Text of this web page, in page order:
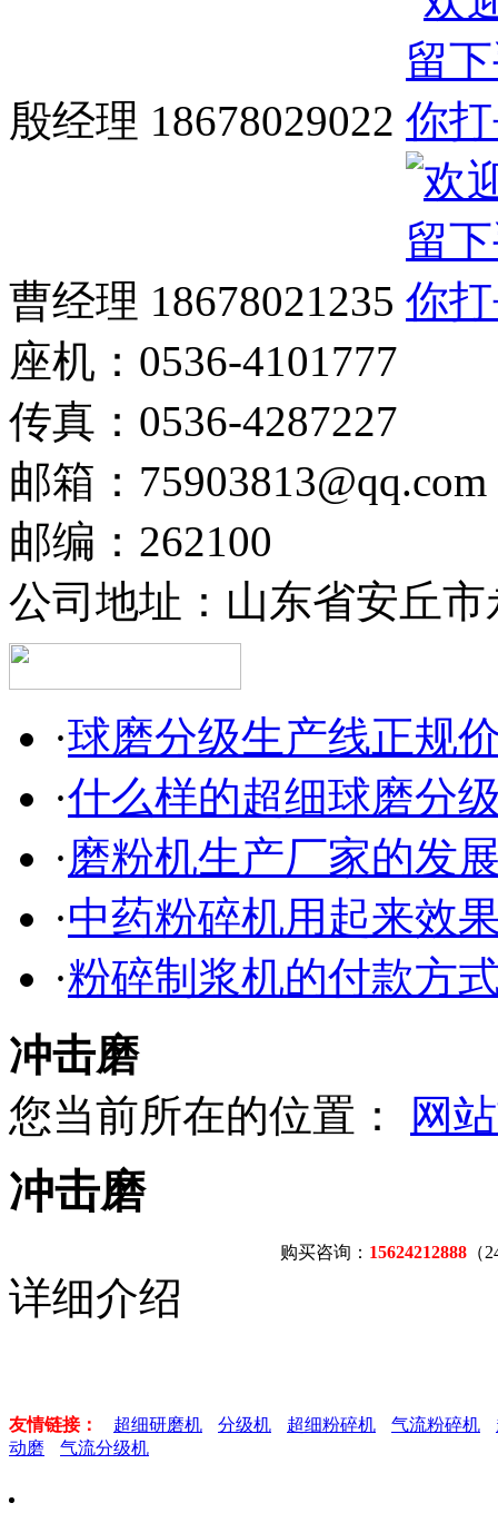
殷经理 18678029022
曹经理 18678021235
座机：0536-4101777
传真：0536-4287227
邮箱：75903813@qq.com
邮编：262100
公司地址：山东省安丘市
·球磨分级生产线正规
·什么样的超细球磨分
·磨粉机生产厂家的发
·中药粉碎机用起来效
·粉碎制浆机的付款方
冲击磨
您当前所在的位置：
网
冲击磨
购买咨询： 15624212888 （
详细介绍
友情链接： 超细研磨机 分级机 超细粉碎机 气流粉碎机
动磨
气流分级机